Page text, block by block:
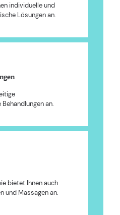
individuelle und
Lösungen an.
an.
bietet Ihnen auch
und Massagen an.